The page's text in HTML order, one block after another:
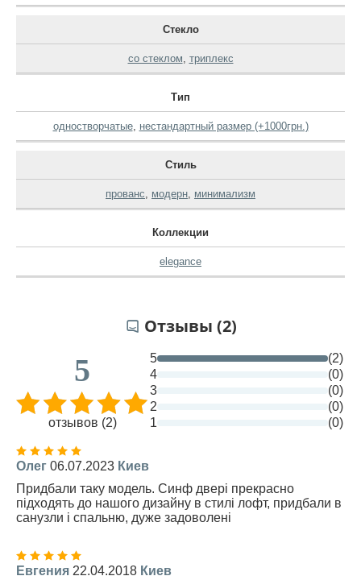
Стекло
со стеклом, триплекс
Тип
одностворчатые, нестандартный размер (+1000грн.)
Стиль
прованс, модерн, минимализм
Коллекции
elegance
Отзывы (2)
5
отзывов (2)
5
(2)
4
(0)
3
(0)
2
(0)
1
(0)
Олег 06.07.2023 Киев
Придбали таку модель. Синф двері прекрасно
підходять до нашого дизайну в стилі лофт, придбали в
санузли і спальню, дуже задоволені
Евгения 22.04.2018 Киев